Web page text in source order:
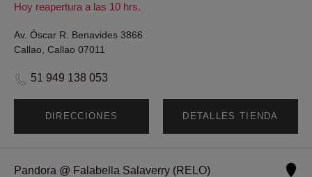
Hoy reapertura a las 10 hrs.
Av. Óscar R. Benavides 3866
Callao, Callao 07011
51 949 138 053
DIRECCIONES DETALLES TIENDA
Pandora @ Falabella Salaverry (RELO)